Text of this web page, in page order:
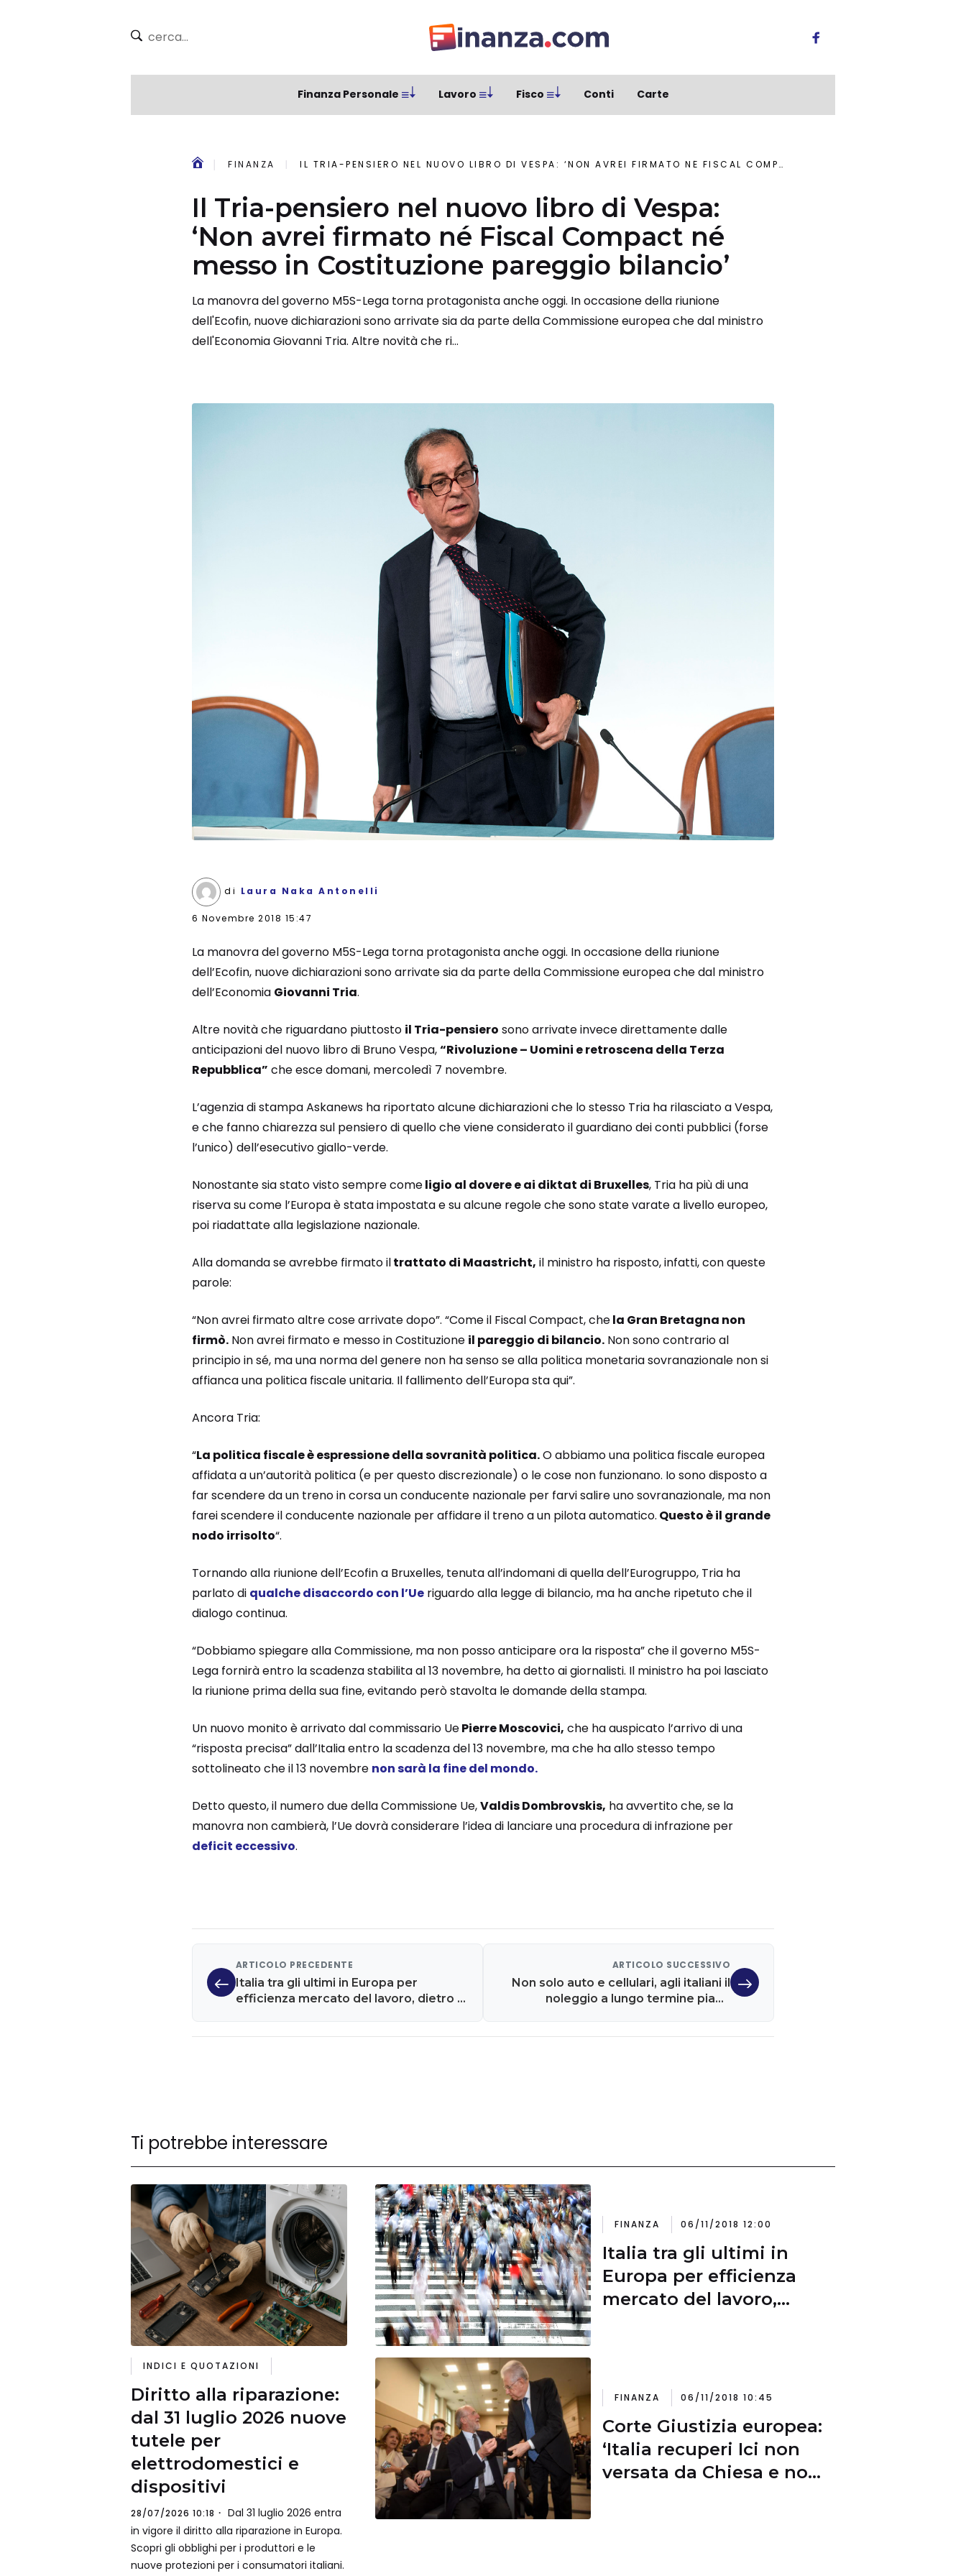
Finanza Personale Lavoro Fisco Conti Carte
FINANZA IL TRIA-PENSIERO NEL NUOVO LIBRO DI VESPA: ‘NON AVREI FIRMATO NÉ FISCAL COMPACT NÉ MESSO IN COSTITUZIONE PAREGGIO BILANCIO’
Il Tria-pensiero nel nuovo libro di Vespa:
‘Non avrei firmato né Fiscal Compact né
messo in Costituzione pareggio bilancio’
La manovra del governo M5S-Lega torna protagonista anche oggi. In occasione della riunione
dell'Ecofin, nuove dichiarazioni sono arrivate sia da parte della Commissione europea che dal ministro
dell'Economia Giovanni Tria. Altre novità che ri...
di Laura Naka Antonelli
6 Novembre 2018 15:47
La manovra del governo M5S-Lega torna protagonista anche oggi. In occasione della riunione
dell’Ecofin, nuove dichiarazioni sono arrivate sia da parte della Commissione europea che dal ministro
dell’Economia Giovanni Tria.
Altre novità che riguardano piuttosto il Tria-pensiero sono arrivate invece direttamente dalle
anticipazioni del nuovo libro di Bruno Vespa,“Rivoluzione – Uomini e retroscena della Terza
Repubblica” che esce domani, mercoledì 7 novembre.
L’agenzia di stampa Askanews ha riportato alcune dichiarazioni che lo stesso Tria ha rilasciato a Vespa,
e che fanno chiarezza sul pensiero di quello che viene considerato il guardiano dei conti pubblici (forse
l’unico) dell’esecutivo giallo-verde.
Nonostante sia stato visto sempre comeligio al dovere e ai diktat di Bruxelles, Tria ha più di una
riserva su come l’Europa è stata impostata e su alcune regole che sono state varate a livello europeo,
poi riadattate alla legislazione nazionale.
Alla domanda se avrebbe firmato iltrattato di Maastricht, il ministro ha risposto, infatti, con queste
parole:
“Non avrei firmato altre cose arrivate dopo”. “Come il Fiscal Compact, chela Gran Bretagna non
firmò.Non avrei firmato e messo in Costituzione il pareggio di bilancio.Non sono contrario al
principio in sé, ma una norma del genere non ha senso se alla politica monetaria sovranazionale non si
affianca una politica fiscale unitaria. Il fallimento dell’Europa sta qui”.
Ancora Tria:
“La politica fiscale è espressione della sovranità politica.O abbiamo una politica fiscale europea
affidata a un’autorità politica (e per questo discrezionale) o le cose non funzionano. Io sono disposto a
far scendere da un treno in corsa un conducente nazionale per farvi salire uno sovranazionale, ma non
farei scendere il conducente nazionale per affidare il treno a un pilota automatico. Questo è il grande
nodo irrisolto“.
Tornando alla riunione dell’Ecofin a Bruxelles, tenuta all’indomani di quella dell’Eurogruppo, Tria ha
parlato di qualche disaccordo con l’Ueriguardo alla legge di bilancio, ma ha anche ripetuto che il
dialogo continua.
“Dobbiamo spiegare alla Commissione, ma non posso anticipare ora la risposta” che il governo M5S-
Lega fornirà entro la scadenza stabilita al 13 novembre, ha detto ai giornalisti. Il ministro ha poi lasciato
la riunione prima della sua fine, evitando però stavolta le domande della stampa.
Un nuovo monito è arrivato dal commissario UePierre Moscovici, che ha auspicato l’arrivo di una
“risposta precisa” dall’Italia entro la scadenza del 13 novembre, ma che ha allo stesso tempo
sottolineato che il 13 novembre non sarà la fine del mondo.
Detto questo, il numero due della Commissione Ue,Valdis Dombrovskis, ha avvertito che, se la
manovra non cambierà, l’Ue dovrà considerare l’idea di lanciare una procedura di infrazione per
deficit eccessivo.
ARTICOLO PRECEDENTE
Italia tra gli ultimi in Europa per
efficienza mercato del lavoro, dietro a
ARTICOLO SUCCESSIVO
Non solo auto e cellulari, agli italiani il
noleggio a lungo termine piace
Ti potrebbe interessare
INDICI E QUOTAZIONI
Diritto alla riparazione:
dal 31 luglio 2026 nuove
tutele per
elettrodomestici e
dispositivi
28/07/2026 10:18
Dal 31 luglio 2026 entra
in vigore il diritto alla riparazione in Europa.
Scopri gli obblighi per i produttori e le
nuove protezioni per i consumatori italiani.
FINANZA 06/11/2018 12:00
Italia tra gli ultimi in
Europa per efficienza
mercato del lavoro,
FINANZA 06/11/2018 10:45
Corte Giustizia europea:
‘Italia recuperi Ici non
versata da Chiesa e no